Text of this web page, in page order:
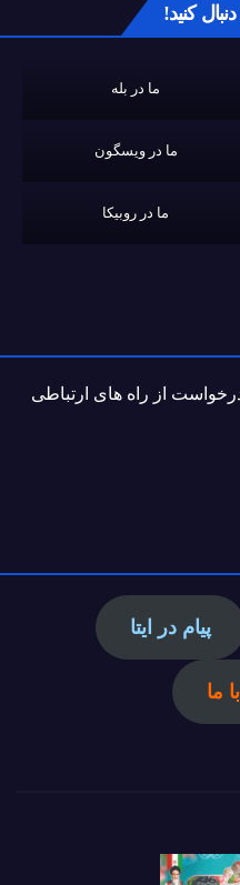
کنید!
ما در بله
ما در ویسگون
ما در روبیکا
از راه های ارتباطی
پیام در ایتا
ما